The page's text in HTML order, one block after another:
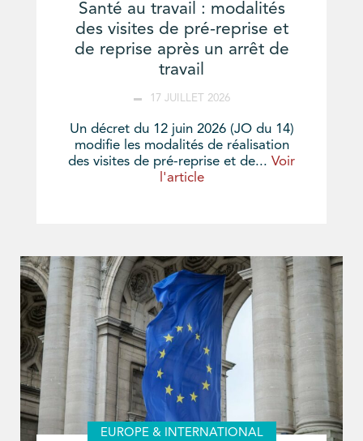
Santé au travail : modalités
des visites de pré-reprise et
de reprise après un arrêt de
travail
17 JUILLET 2026
Un décret du 12 juin 2026 (JO du 14)
modifie les modalités de réalisation
des visites de pré-reprise et de... Voir
l'article
EUROPE & INTERNATIONAL